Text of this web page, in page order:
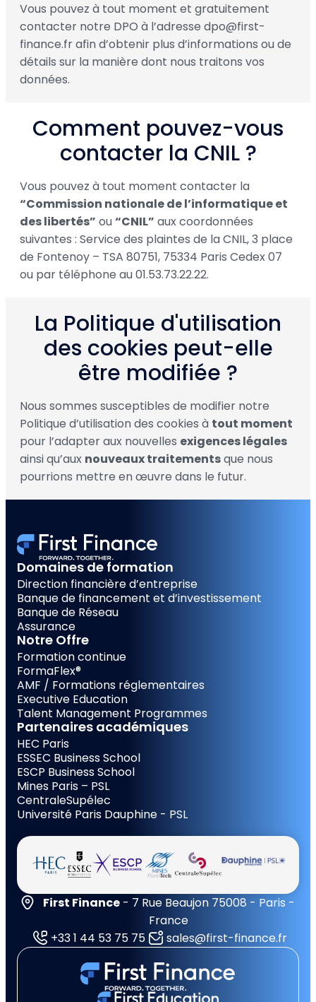
Vous pouvez à tout moment et gratuitement
contacter notre DPO à l’adresse dpo@first-
finance.fr afin d’obtenir plus d’informations ou de
détails sur la manière dont nous traitons vos
données.
Comment pouvez-vous
contacter la CNIL ?
Vous pouvez à tout moment contacter la
“Commission nationale de l’informatique et
des libertés” ou“CNIL” aux coordonnées
suivantes : Service des plaintes de la CNIL, 3 place
de Fontenoy – TSA 80751, 75334 Paris Cedex 07
ou par téléphone au 01.53.73.22.22.
La Politique d'utilisation
des cookies peut-elle
être modifiée ?
Nous sommes susceptibles de modifier notre
Politique d’utilisation des cookies à tout moment
pour l’adapter aux nouvelles exigences légales
ainsi qu’aux nouveaux traitementsque nous
pourrions mettre en œuvre dans le futur.
Domaines de formation
Direction financière d’entreprise
Banque de financement et d’investissement
Banque de Réseau
Assurance
Notre Offre
Formation continue
FormaFlex®
AMF / Formations réglementaires
Executive Education
Talent Management Programmes
Partenaires académiques
HEC Paris
ESSEC Business School
ESCP Business School
Mines Paris – PSL
CentraleSupélec
Université Paris Dauphine - PSL
First Finance- 7 Rue Beaujon 75008 - Paris -
France
+33 1 44 53 75 75
sales@first-finance.fr